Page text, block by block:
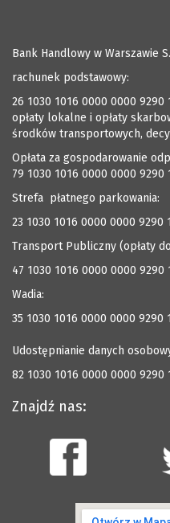
Bank Handlowy w Warszawie
rachunek podstawowy:
26 1030 1016 0000 0000
opłaty lokalne i opłaty
środków transportowych,
Opłata za gospodarowanie
79 1030 1016 0000 0000 9290
Strefa płatnego parkowania:
23 1030 1016 0000 0000 9290
Transport Publiczny (opłaty
47 1030 1016 0000 0000 9290
Wadia:
35 1030 1016 0000 0000 9290
Udostępnianie danych
82 1030 1016 0000 0000 9290
Znajdź nas: